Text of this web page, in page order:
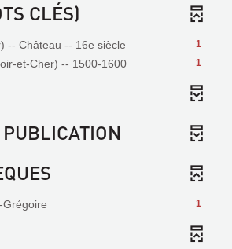
CLÉS)
1
-- Château -- 16e siècle
1
et-Cher) -- 1500-1600
1
Grégoire